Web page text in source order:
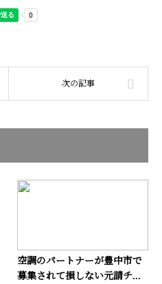
空調のパートナーが豊中市で
募集されて損しない元請チ...